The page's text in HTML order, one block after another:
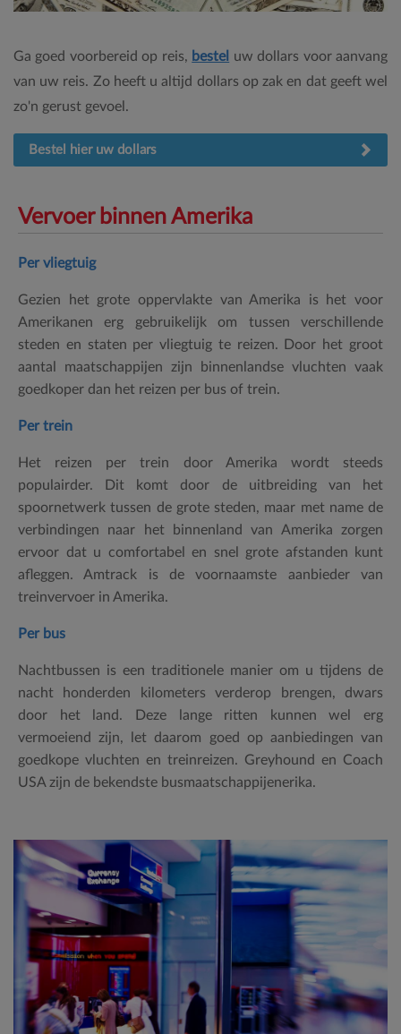
Ga goed voorbereid op reis, bestel uw dollars voor aanvang
van uw reis. Zo heeft u altijd dollars op zak en dat geeft wel
zo'n gerust gevoel.
Bestel hier uw dollars
Vervoer binnen Amerika
Per vliegtuig
Gezien het grote oppervlakte van Amerika is het voor
Amerikanen erg gebruikelijk om tussen verschillende
steden en staten per vliegtuig te reizen. Door het groot
aantal maatschappijen zijn binnenlandse vluchten vaak
goedkoper dan het reizen per bus of trein.
Per trein
Het reizen per trein door Amerika wordt steeds
populairder. Dit komt door de uitbreiding van het
spoornetwerk tussen de grote steden, maar met name de
verbindingen naar het binnenland van Amerika zorgen
ervoor dat u comfortabel en snel grote afstanden kunt
afleggen. Amtrack is de voornaamste aanbieder van
treinvervoer in Amerika.
Per bus
Nachtbussen is een traditionele manier om u tijdens de
nacht honderden kilometers verderop brengen, dwars
door het land. Deze lange ritten kunnen wel erg
vermoeiend zijn, let daarom goed op aanbiedingen van
goedkope vluchten en treinreizen. Greyhound en Coach
USA zijn de bekendste busmaatschappijenerika.